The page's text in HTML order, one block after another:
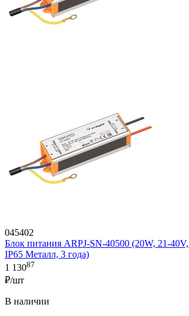
045402
Блок питания ARPJ-SN-40500 (20W, 21-
IP65 Металл, 3 года)
1 13087
₽/шт
В наличии